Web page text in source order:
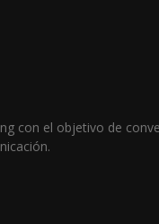
con el objetivo de